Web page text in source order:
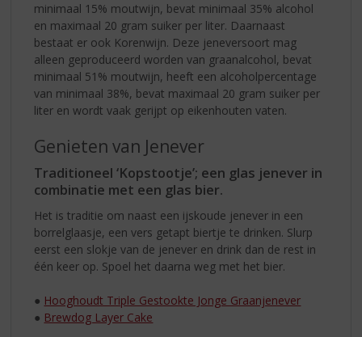
minimaal 15% moutwijn, bevat minimaal 35% alcohol
en maximaal 20 gram suiker per liter. Daarnaast
bestaat er ook Korenwijn. Deze jeneversoort mag
alleen geproduceerd worden van graanalcohol, bevat
minimaal 51% moutwijn, heeft een alcoholpercentage
van minimaal 38%, bevat maximaal 20 gram suiker per
liter en wordt vaak gerijpt op eikenhouten vaten.
Genieten van Jenever
Traditioneel ‘Kopstootje’; een glas jenever in
combinatie met een glas bier.
Het is traditie om naast een ijskoude jenever in een
borrelglaasje, een vers getapt biertje te drinken. Slurp
eerst een slokje van de jenever en drink dan de rest in
één keer op. Spoel het daarna weg met het bier.
● Hooghoudt Triple Gestookte Jonge Graanjenever
● Brewdog Layer Cake